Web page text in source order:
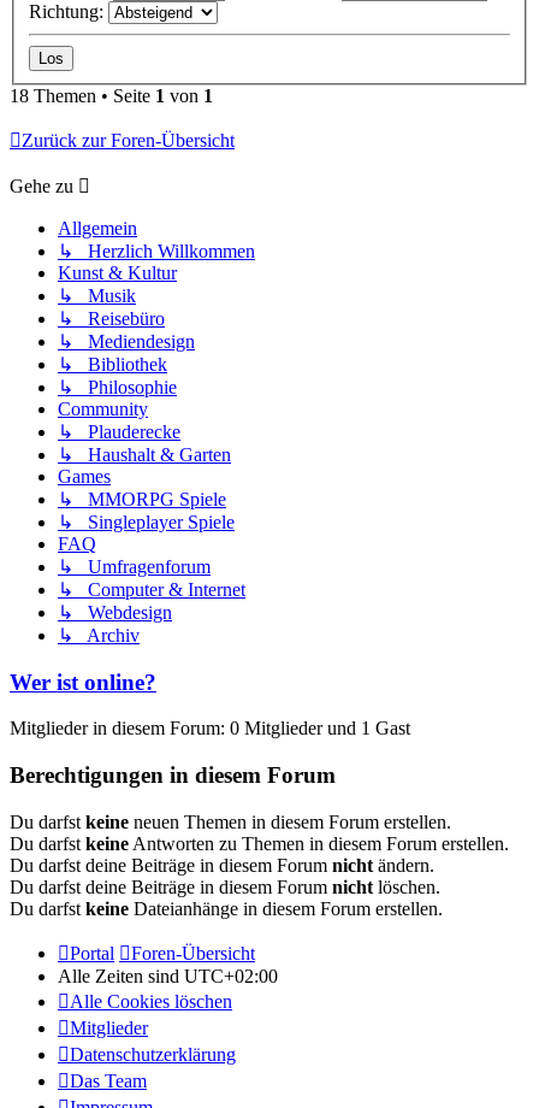
Richtung:
18 Themen • Seite 1 von 1
Zurück zur Foren-Übersicht
Gehe zu
Allgemein
↳ Herzlich Willkommen
Kunst & Kultur
↳ Musik
↳ Reisebüro
↳ Mediendesign
↳ Bibliothek
↳ Philosophie
Community
↳ Plauderecke
↳ Haushalt & Garten
Games
↳ MMORPG Spiele
↳ Singleplayer Spiele
FAQ
↳ Umfragenforum
↳ Computer & Internet
↳ Webdesign
↳ Archiv
Wer ist online?
Mitglieder in diesem Forum: 0 Mitglieder und 1 Gast
Berechtigungen in diesem Forum
Du darfst keine neuen Themen in diesem Forum erstellen.
Du darfst keine Antworten zu Themen in diesem Forum erstellen.
Du darfst deine Beiträge in diesem Forum nicht ändern.
Du darfst deine Beiträge in diesem Forum nicht löschen.
Du darfst keine Dateianhänge in diesem Forum erstellen.
Portal
Foren-Übersicht
Alle Zeiten sind UTC+02:00
Alle Cookies löschen
Mitglieder
Datenschutzerklärung
Das Team